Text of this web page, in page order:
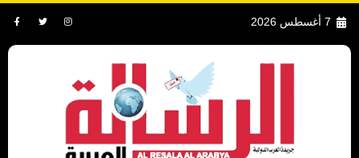
7 أغسطس 2026